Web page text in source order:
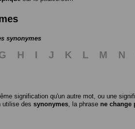
synonymes
H I J K L M N
signification qu'un autre mot, ou une
utilise des synonymes , la phrase ne change